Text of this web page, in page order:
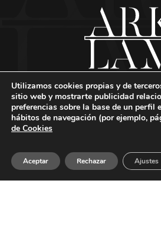
Carretera Alcora, km. 7,5. 12130. Sant
(España)
Utilizamos cookies propias y de
sitio web y mostrarte publicidad
preferencias sobre la base de un perfil
hábitos de navegación (por ejemplo,
de Cookies
Aceptar Rechazar Ajustes